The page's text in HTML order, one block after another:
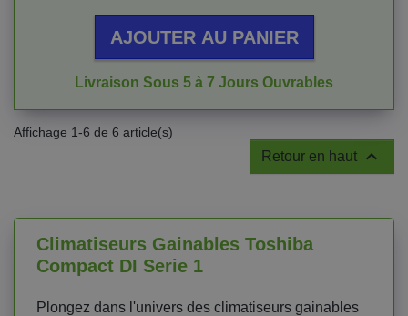
AJOUTER AU PANIER
Livraison Sous 5 à 7 Jours Ouvrables
Affichage 1-6 de 6 article(s)
Retour en haut 
Climatiseurs Gainables Toshiba
Compact DI Serie 1
Plongez dans l'univers des climatiseurs gainables